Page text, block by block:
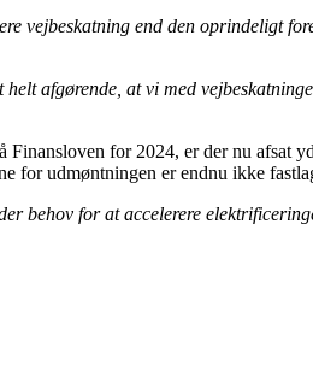
vejbeskatning end den oprindeligt
afgørende, at vi med
for 2024, er der nu afsat
for udmøntningen er endnu ikke
behov for at accelerere